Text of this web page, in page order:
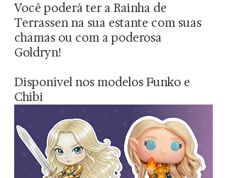
Você poderá ter a Rainha de
Terrassen na sua estante com suas
chamas ou com a poderosa
Goldryn!
Disponível nos modelos Funko e
Chibi